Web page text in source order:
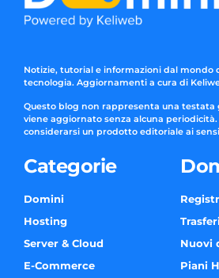
Notizie, tutorial e informazioni dal mondo
tecnologia. Aggiornamenti a cura di
Questo blog non rappresenta una testata
viene aggiornato senza alcuna
considerarsi un prodotto editoriale ai sensi
Categorie
Domini
Hosting
Server & Cloud
E-Commerce
Nuovi
Piani